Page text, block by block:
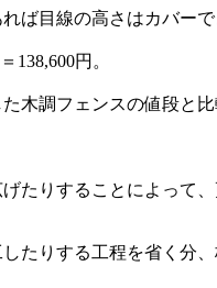
ば目線の高さはカバーで
円。
木調フェンスの値段と
たりすることによって、
たりする工程を省く分